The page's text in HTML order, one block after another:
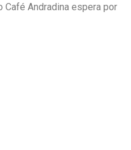
Café Andradina espera por